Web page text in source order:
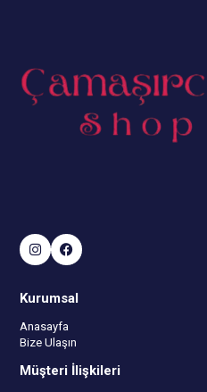
Kurumsal
Anasayfa
Bize Ulaşın
Müşteri İlişkileri